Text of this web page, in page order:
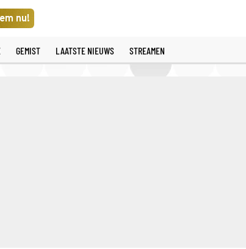
nu!
GEMIST LAATSTE NIEUWS STREAMEN